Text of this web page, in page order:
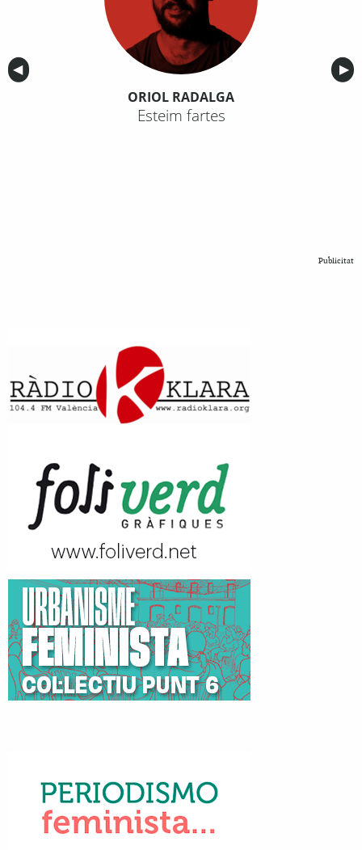
Anterior
◀︎ ▶︎
ORIOL RADALGA
Esteim fartes
Publicitat